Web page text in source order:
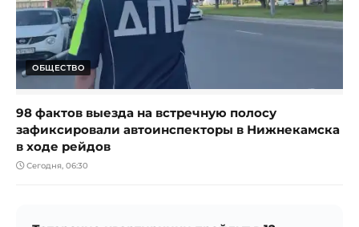
ОБЩЕСТВО
98 фактов выезда на встречную полосу
зафиксировали автоинспекторы в Нижнекамска
в ходе рейдов
Сегодня, 06:30